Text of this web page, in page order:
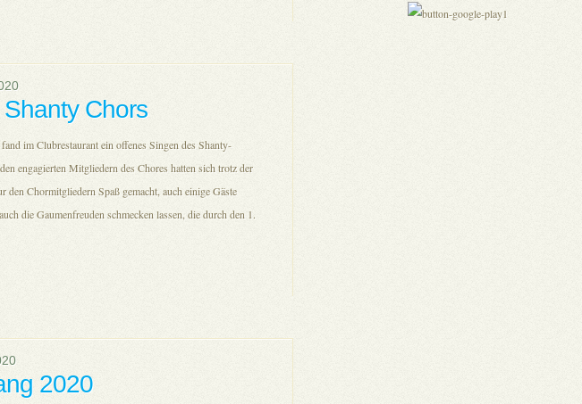
Chors
im Clubrestaurant ein offenes Singen des Shanty-
engagierten Mitgliedern des Chores hatten sich trotz der
den Chormitgliedern Spaß gemacht, auch einige Gäste
die Gaumenfreuden schmecken lassen, die durch den 1.
2020